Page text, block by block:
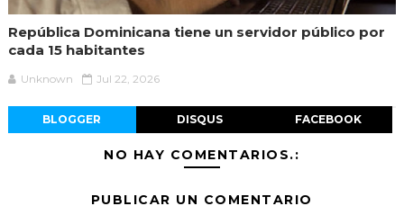
República Dominicana tiene un servidor público por
cada 15 habitantes
Unknown Jul 22, 2026
BLOGGER DISQUS FACEBOOK
NO HAY COMENTARIOS.:
PUBLICAR UN COMENTARIO